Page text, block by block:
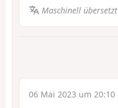
Maschinell übersetzt
06 Mai 2023 um 20:10